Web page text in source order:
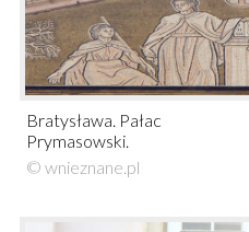
Bratysława. Pałac
Prymasowski.
© wnieznane.pl